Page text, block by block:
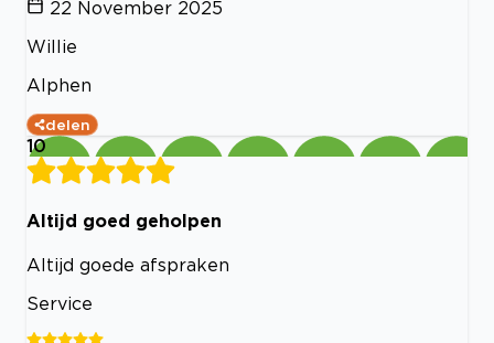
22 November 2025
Willie
Alphen
delen
10
Altijd goed geholpen
Altijd goede afspraken
Service